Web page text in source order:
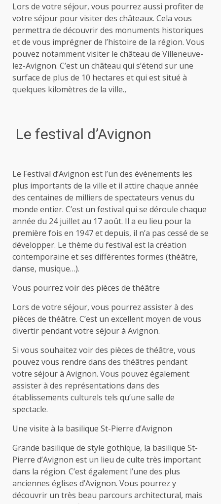
Lors de votre séjour, vous pourrez aussi profiter de
votre séjour pour visiter des châteaux. Cela vous
permettra de découvrir des monuments historiques
et de vous imprégner de l’histoire de la région. Vous
pouvez notamment visiter le château de Villeneuve-
lez-Avignon. C’est un château qui s’étend sur une
surface de plus de 10 hectares et qui est situé à
quelques kilomètres de la ville.,
Le festival d’Avignon
Le Festival d’Avignon est l’un des événements les
plus importants de la ville et il attire chaque année
des centaines de milliers de spectateurs venus du
monde entier. C’est un festival qui se déroule chaque
année du 24 juillet au 17 août. Il a eu lieu pour la
première fois en 1947 et depuis, il n’a pas cessé de se
développer. Le thème du festival est la création
contemporaine et ses différentes formes (théâtre,
danse, musique…).
Vous pourrez voir des pièces de théâtre
Lors de votre séjour, vous pourrez assister à des
pièces de théâtre. C’est un excellent moyen de vous
divertir pendant votre séjour à Avignon.
Si vous souhaitez voir des pièces de théâtre, vous
pouvez vous rendre dans des théâtres pendant
votre séjour à Avignon. Vous pouvez également
assister à des représentations dans des
établissements culturels tels qu’une salle de
spectacle.
Une visite à la basilique St-Pierre d’Avignon
Grande basilique de style gothique, la basilique St-
Pierre d’Avignon est un lieu de culte très important
dans la région. C’est également l’une des plus
anciennes églises d’Avignon. Vous pourrez y
découvrir un très beau parcours architectural, mais